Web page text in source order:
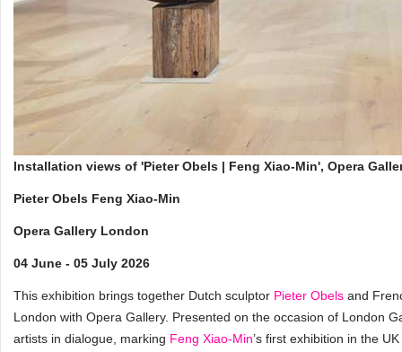
Installation views of 'Pieter Obels | Feng Xiao-Min', Opera
Pieter Obels Feng Xiao-Min
Opera Gallery London
04 June - 05 July 2026
This exhibition brings together Dutch sculptor Pieter Obels and
London with Opera Gallery. Presented on the occasion of London
artists in dialogue, marking Feng Xiao-Min’s first exhibition in the